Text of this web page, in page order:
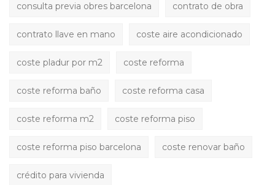
consulta previa obres barcelona contrato de obra
contrato llave en mano coste aire acondicionado
coste pladur por m2 coste reforma
coste reforma baño coste reforma casa
coste reforma m2 coste reforma piso
coste reforma piso barcelona coste renovar baño
crédito para vivienda